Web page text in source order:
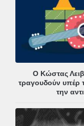
Ο Κώστας
τραγουδούν υπέρ
την